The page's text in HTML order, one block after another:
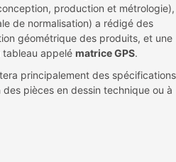
production et métrologie),
de normalisation) a rédigé des
géométrique des produits, et une
tableau appelé matrice GPS.
principalement des spécifications
pièces en dessin technique ou à